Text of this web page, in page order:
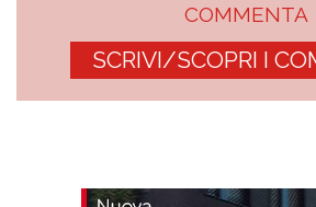
COMMENTA
SCRIVI/SCOPRI I